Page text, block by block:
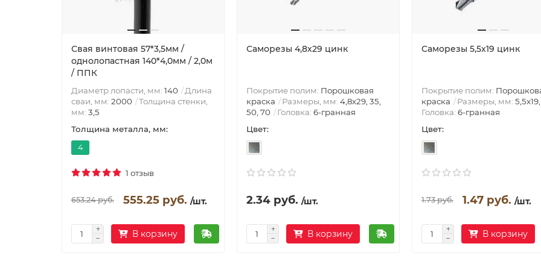
Свая винтовая 57*3,5мм /
однолопастная 140*4,0мм / 2,0м
/ ППК
Диаметр лопасти, мм: 140
Длина
сваи, мм: 2000
Толщина стенки,
мм: 3,5
Толщина металла, мм:
4
1 отзыв
653.24 руб. 555.25 руб. /шт.
В корзину
Саморезы 4,8х29 цинк
Покрытие полим: Порошковая
краска
Размеры, мм: 4,8х29, 35,
50, 70
Головка: 6-гранная
Цвет:
2.34 руб. /шт.
В корзину
Саморезы 5,5х19 цинк
Покрытие полим:
краска
Размеры, мм:
Головка: 6-гранная
Цвет:
1.73 руб. 1.47 руб. /шт.
В корзину